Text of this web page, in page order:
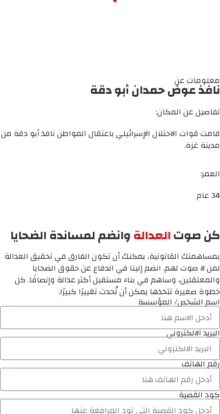
معلومات عن
نافذ عوض حمدان أبو دقة
تفاصيل عن المكان:
قامت قوات الاحتلال الإسرائيلي باعتقال المواطن نافذ أبو دقة من
مدينة غزة.
العمر:
34 عام
كن صوتالعدالةوانضم لمساندة الضحايا
بمساهمتك القانونية، يمكنك أن تكون الفارق في تحقيق العدالة
لمن لا صوت لهم. انضم إلينا في الدفاع عن حقوق الضحايا
والمعتقلين، وساهم في بناء مستقبل أكثر عدالة وإنصافًا. كل
خطوة صغيرة تتخذها يمكن أن تُحدث تغييرًا كبيرًا.
اسم الشخص/ المؤسسة
البريد الالكتروني
رقم الهاتف
كود القضية